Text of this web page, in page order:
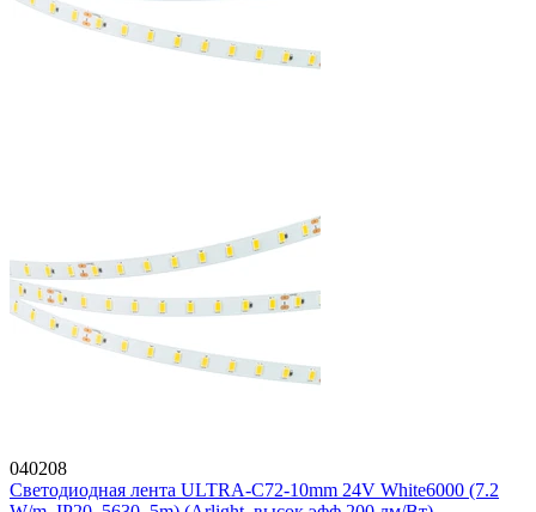
040208
Светодиодная лента ULTRA-C72-10mm 24V White6000 (7.2